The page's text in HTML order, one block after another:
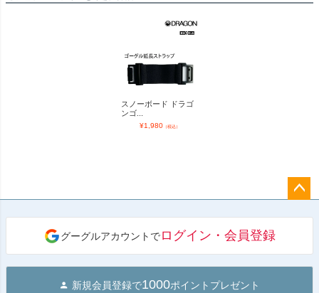
スノーボード ドラゴ
ンゴ...
¥1,980（税込）
へ
グーグルアカウントでログイン・会員登録
新規会員登録で1000ポイントプレゼント